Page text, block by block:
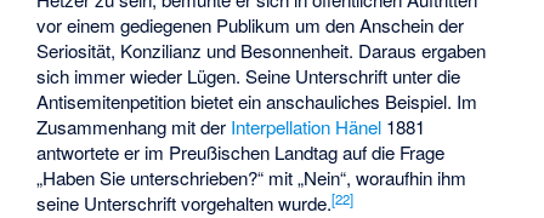
vor einem gediegenen Publikum um den Anschein der
Seriosität, Konzilianz und Besonnenheit. Daraus ergaben
sich immer wieder Lügen. Seine Unterschrift unter die
Antisemitenpetition bietet ein anschauliches Beispiel. Im
Zusammenhang mit der Interpellation Hänel 1881
antwortete er im Preußischen Landtag auf die Frage
„Haben Sie unterschrieben?“ mit „Nein“, woraufhin ihm
seine Unterschrift vorgehalten wurde.[22]